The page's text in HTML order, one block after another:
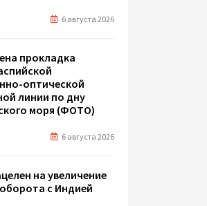
6 августа 2026
прокладка
оптической
линии по дну
моря (ФОТО)
6 августа 2026
на увеличение
с Индией